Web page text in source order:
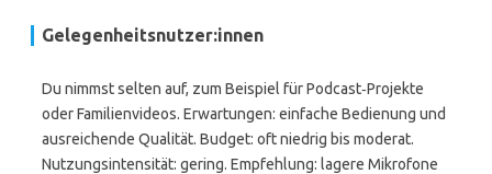
Gelegenheitsnutzer:innen
Du nimmst selten auf, zum Beispiel für Podcast‑Projekte
oder Familienvideos. Erwartungen: einfache Bedienung und
ausreichende Qualität. Budget: oft niedrig bis moderat.
Nutzungsintensität: gering. Empfehlung: lagere Mikrofone